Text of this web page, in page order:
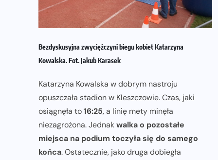
Bezdyskusyjna zwyciężczyni biegu kobiet Katarzyna
Kowalska. Fot. Jakub Karasek
Katarzyna Kowalska w dobrym nastroju
opuszczała stadion w Kleszczowie. Czas, jaki
osiągnęła to16:25, a linię mety minęła
niezagrożona. Jednakwalka o pozostałe
miejsca na podium toczyła się do samego
końca. Ostatecznie, jako druga dobiegła